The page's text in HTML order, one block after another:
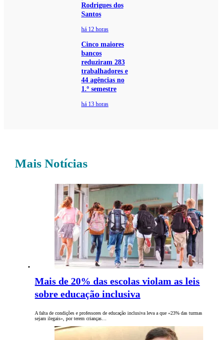
Rodrigues dos
Santos
há 12 horas
Cinco maiores
bancos
reduziram 283
trabalhadores e
44 agências no
1.º semestre
há 13 horas
Mais Notícias
Mais de 20% das escolas violam as leis
sobre educação inclusiva
A falta de condições e professores de educação inclusiva leva a que «23% das turmas
sejam ilegais», por terem crianças…